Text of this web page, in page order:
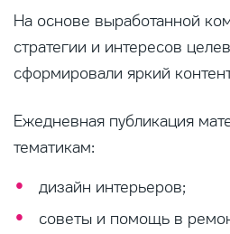
На основе выработанной
стратегии и интересов
сформировали яркий
Ежедневная публикация
тематикам:
дизайн интерьеров;
советы и помощь в